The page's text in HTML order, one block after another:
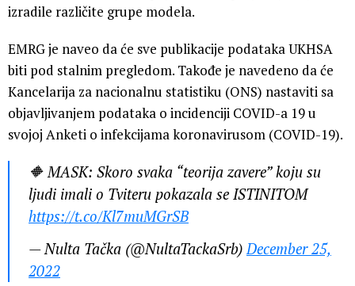
izradile različite grupe modela.
EMRG je naveo da će sve publikacije podataka UKHSA
biti pod stalnim pregledom. Takođe je navedeno da će
Kancelarija za nacionalnu statistiku (ONS) nastaviti sa
objavljivanjem podataka o incidenciji COVID-a 19 u
svojoj Anketi o infekcijama koronavirusom (COVID-19).
🔶 MASK: Skoro svaka “teorija zavere” koju su
ljudi imali o Tviteru pokazala se ISTINITOM
https://t.co/Kl7muMGrSB
— Nulta Tačka (@NultaTackaSrb)December 25,
2022